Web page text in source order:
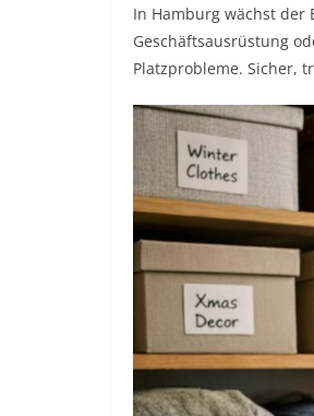
In Hamburg wächst der
Geschäftsausrüstung
Platzprobleme. Sicher,